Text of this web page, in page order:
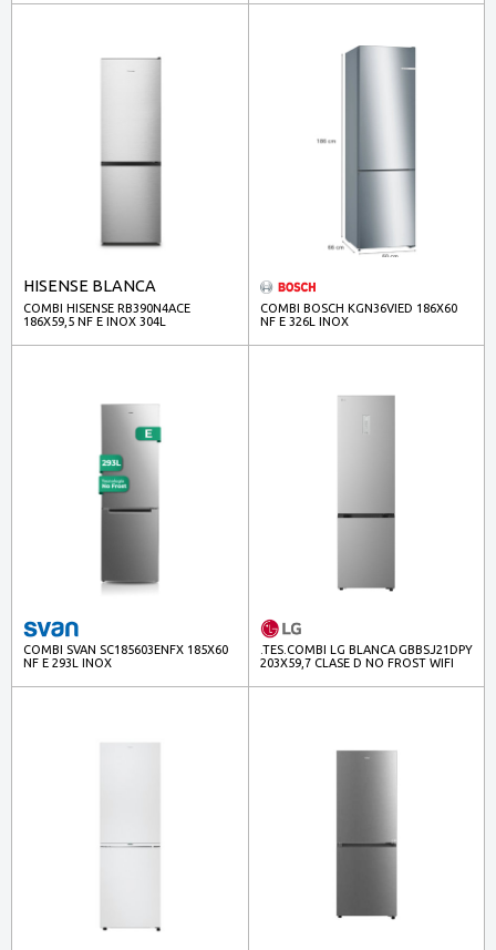
HISENSE BLANCA
COMBI HISENSE RB390N4ACE
186X59,5 NF E INOX 304L
COMBI BOSCH KGN36VIED 186X60
NF E 326L INOX
COMBI SVAN SC185603ENFX 185X60
NF E 293L INOX
.TES.COMBI LG BLANCA GBBSJ21DPY
203X59,7 CLASE D NO FROST WIFI